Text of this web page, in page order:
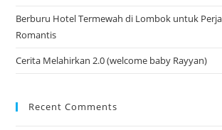
Berburu Hotel Termewah di Lombok untuk
Romantis
Cerita Melahirkan 2.0 (welcome baby Rayyan)
Recent Comments